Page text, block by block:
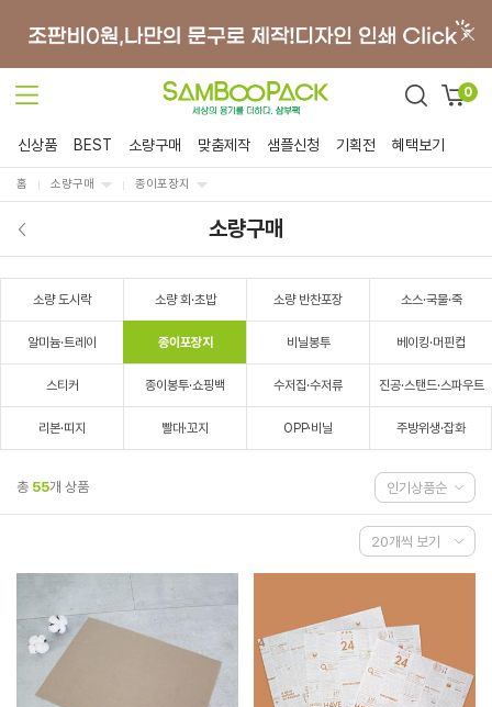
0
신상품 BEST 소량구매 맞춤제작 샘플신청 기획전 혜택보기
홈 소량구매 종이포장지
소량구매
소량 도시락 소량 회·초밥 소량 반찬포장 소스·국물·죽
알미늄·트레이 종이포장지 비닐봉투 베이킹·머핀컵
스티커 종이봉투·쇼핑백 수저집·수저류 진공·스탠드·스파우트
리본·띠지 빨대·꼬지 OPP·비닐 주방위생·잡화
총 55개 상품